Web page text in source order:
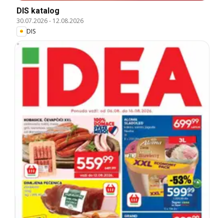
DIS katalog
30.07.2026- 12.08.2026
DIS